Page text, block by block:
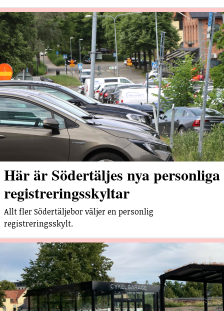
Här är Södertäljes nya personliga
registreringsskyltar
Allt fler Södertäljebor väljer en personlig
registreringsskylt.